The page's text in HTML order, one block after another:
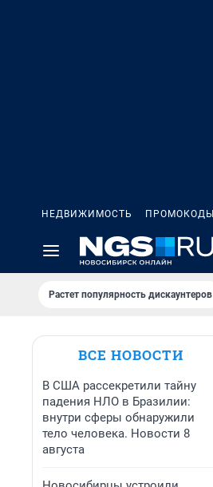
НЕДВИЖИМОСТЬ ПРОМОКОДЫ
Растет популярность дискаунтеров
ВСЕ НОВОСТИ
В США рассекретили тайну
падения НЛО в Бразилии:
внутри сферы обнаружили
тело человека. Новости 8
августа